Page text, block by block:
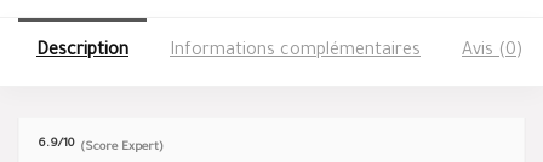
Description Informations complémentaires Avis (0)
6.9/10 (Score Expert)